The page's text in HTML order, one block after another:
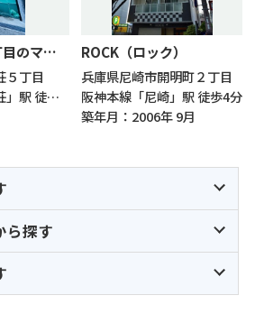
尼崎市南武庫之荘５丁目のマンション
５丁目
阪急神戸本線「武庫之荘」駅 徒歩8分
ROCK（ロック）
兵庫県尼崎市開明町２丁目
阪神本線「尼崎」駅 徒歩4分
築年月：2006年 9月
ら探す